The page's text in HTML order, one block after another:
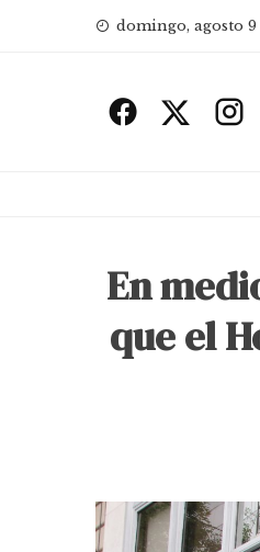
domingo, agosto 9
En
que el